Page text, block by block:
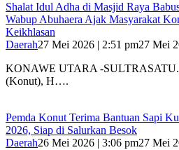
Shalat Idul Adha di Masjid Raya
Wabup Abuhaera Ajak Masyarakat
Keikhlasan
Daerah27 Mei 2026 | 2:51 pm27 Mei
KONAWE UTARA -
(Konut), H….
Pemda Konut Terima Bantuan Sapi
2026, Siap di Salurkan Besok
Daerah26 Mei 2026 | 3:06 pm27 Mei